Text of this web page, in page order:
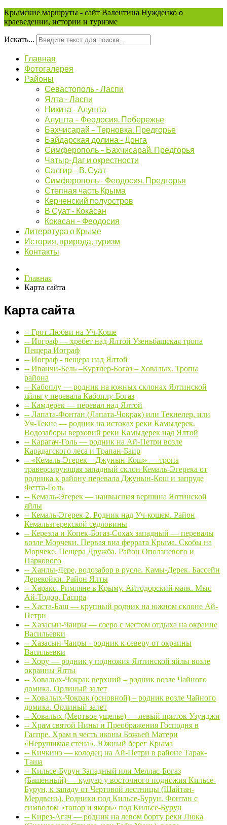
Крымские маршруты - сайт Валентина Нужденко о
краеведении, истории и туризме
Искать...
Главная
Фотогалерея
Районы
Севастополь - Ласпи
Ялта - Ласпи
Никита - Алушта
Алушта – Феодосия. Побережье
Бахчисарай – Терновка. Предгорье
Байдарская долина - Донга
Симферополь – Бахчисарай. Предгорья
Чатыр-Даг и окрестности
Салгир – В. Суат
Симферополь - Феодосия. Предгорья
Степная часть Крыма
Керченский полуостров
В Суат - Кокасан
Кокасан – Феодосия
Литература о Крыме
История, природа, туризм
Контакты
Главная
Карта сайта
Карта сайта
-- Грот Любви на Уч-Коше
-- Иограф — хребет над Ялтой Узеньбашская тропа
Пещера Иограф
-- Иограф - пещера над Ялтой
-- Иванчи-Бель –Куртлер-Богаз – Ховалых. Тропы
района
-- Кабоплу — родник на южных склонах Ялтинской
яйлы у перевала Кабоплу-Богаз
-- Камдерек — перевал над Ялтой
-- Лапата-Фонтан (Лапата-Чокрак) или Текнелер, или
Уч-Текне — родник на истоках реки Камыдерек.
Водозаборы верховий реки Камыдерек над Ялтой
-- Карагач-Голь — родник на Ай-Петри возле
Карадагского леса и Трапан-Баир
-- «Кемаль-Эгерек – Джунын-Кош» — тропа
траверсирующая западный склон Кемаль-Эгерека от
родника к району перевала Джунын-Кош и запруде
Фетта-Голь
-- Кемаль-Эгерек — наивысшая вершина Ялтинской
яйлы
-- Кемаль-Эгерек 2. Родник над Уч-кошем. Район
Кемальэгерекской седловины
-- Керезла и Копек-Богаз-Сохах западный — перевалы
возле Морчеки. Первая виа феррата Крыма. Скобы на
Морчеке. Пещера Дружба. Район Оползневого и
Паркового
-- Ханлы-Дере, водозабор в русле. Камы-Дерек. Бассейн
Дерекойки. Район Ялты
-- Харакс. Римляне в Крыму. Айтодорский маяк. Мыс
Ай-Тодор, Гаспра
-- Хаста-Баш — крупный родник на южном склоне Ай-
Петри
-- Хазасын-Чаиры — озеро с местом отдыха на окраине
Васильевки
-- Хазасын-Чаиры - родник к северу от окраины
Васильевки
-- Хору — родник у подножия Ялтинской яйлы возле
окраины Ялты
-- Ховалых-Чокрак верхний – родник возле Чайного
домика. Орлиный залет
-- Ховалых-Чокрак (основной) – родник возле Чайного
домика. Орлиный залет
-- Ховалых (Мертвое ущелье) — левый приток Узунджи
-- Храм святой Нины и Преображения Господня в
Гаспре. Храм в честь иконы Божьей Матери
«Нерушимая стена». Южный берег Крыма
-- Кичкинэ — колодец на Ай-Петри в районе Тарак-
Таша
-- Кильсе-Бурун Западный или Меллас-Богаз
(Башенный) — кулуар у восточного подножия Кильсе-
Бурун, к западу от Чертовой лестницы (Шайтан-
Мердвень). Родники под Кильсе-Бурун. Фонтан с
символом «топор и якорь» под Кильсе-Бурун
-- Кирез-Агач — родник на левом борту реки Люка